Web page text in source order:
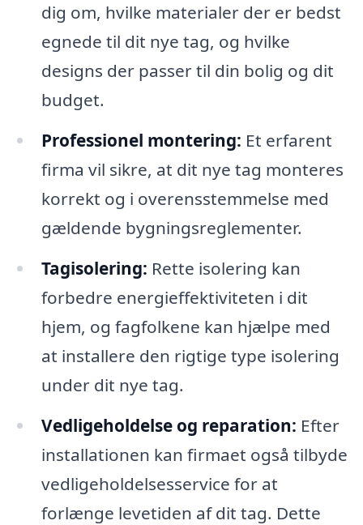
dig om, hvilke materialer der er bedst
egnede til dit nye tag, og hvilke
designs der passer til din bolig og dit
budget.
Professionel montering: Et erfarent
firma vil sikre, at dit nye tag monteres
korrekt og i overensstemmelse med
gældende bygningsreglementer.
Tagisolering: Rette isolering kan
forbedre energieffektiviteten i dit
hjem, og fagfolkene kan hjælpe med
at installere den rigtige type isolering
under dit nye tag.
Vedligeholdelse og reparation: Efter
installationen kan firmaet også tilbyde
vedligeholdelsesservice for at
forlænge levetiden af dit tag. Dette